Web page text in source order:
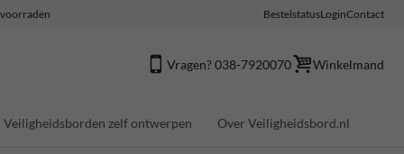
BestelstatusLoginContact
Vragen? 038-7920070 Winkelmand
Veiligheidsborden zelf ontwerpen Over Veiligheidsbord.nl